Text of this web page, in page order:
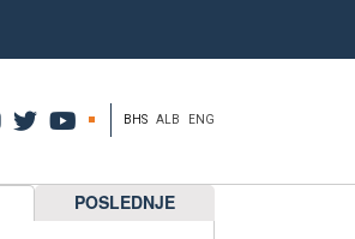
BHS ALB ENG
POSLEDNJE